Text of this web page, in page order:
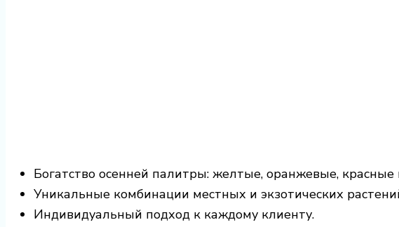
Богатство осенней палитры: желтые, оранжевые,
Уникальные комбинации местных и экзотических
Индивидуальный подход к каждому клиенту.